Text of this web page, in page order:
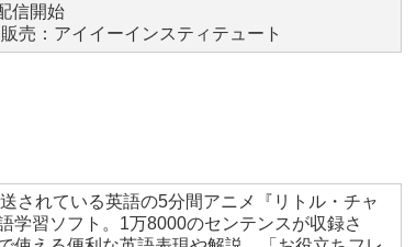
信開始
売：アイイーインスティテュート
されている英語の5分間アニメ『リトル・チャ
学習ソフト。1万8000のセンテンスが収録さ